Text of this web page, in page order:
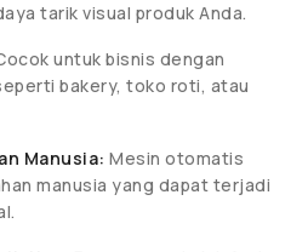
tarik visual produk Anda.
untuk bisnis dengan
bakery, toko roti, atau
Manusia: Mesin otomatis
manusia yang dapat terjadi